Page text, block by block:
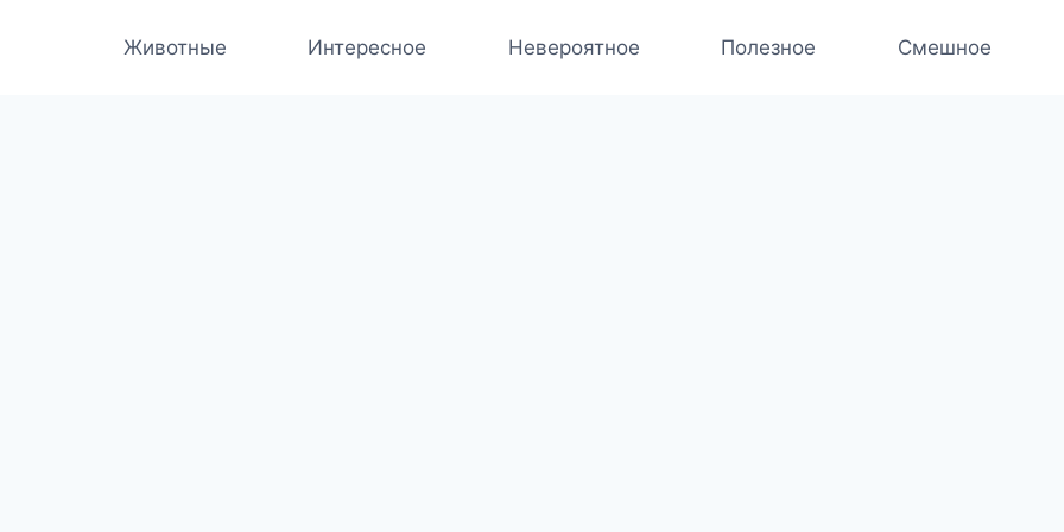
Животные Интересное Невероятное Полезное Смешное